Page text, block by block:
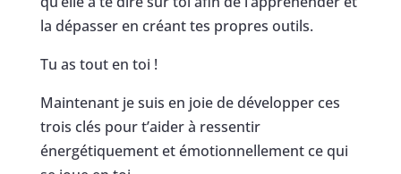
la dépasser en créant tes propres outils.
Tu as tout en toi !
Maintenant je suis en joie de développer ces
trois clés pour t’aider à ressentir
énergétiquement et émotionnellement ce qui